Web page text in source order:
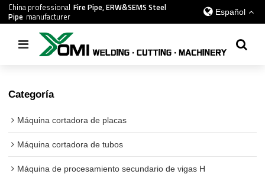
China professional Fire Pipe, ERW&SEMS Steel
Pipe manufacturer Español
todos / Cortadora por láser de fibra de 20KW
Categoría
Máquina cortadora de placas
Máquina cortadora de tubos
Máquina de procesamiento secundario de vigas H